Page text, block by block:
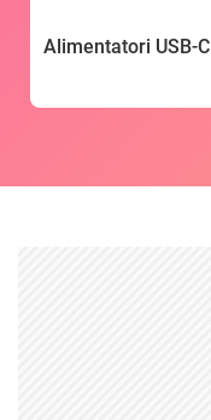
Alimentatori USB-C